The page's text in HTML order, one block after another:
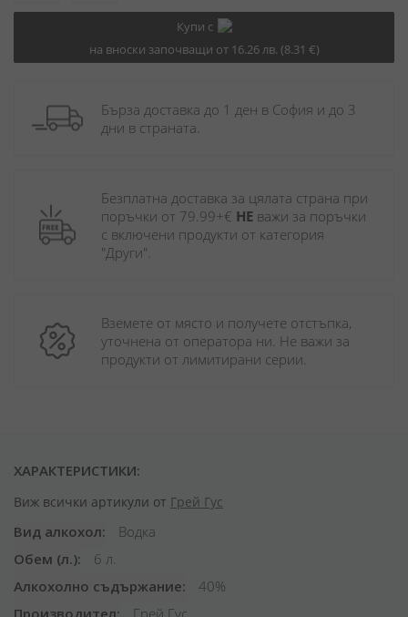
Купи с
на вноски започващи от 16.26 лв. (8.31 €)
Бърза доставка до 1 ден в София и до 3
дни в страната.
Безплатна доставка за цялата страна при
поръчки от 79.99+€ НЕ важи за поръчки
с включени продукти от категория
"Други".
Вземете от място и получете отстъпка,
уточнена от оператора ни. Не важи за
продукти от лимитирани серии.
ХАРАКТЕРИСТИКИ:
Виж всички артикули от Грей Гус
Вид алкохол
Водка
Обем (л.)
6 л.
Алкохолно съдържание
40%
Производител
Грей Гус